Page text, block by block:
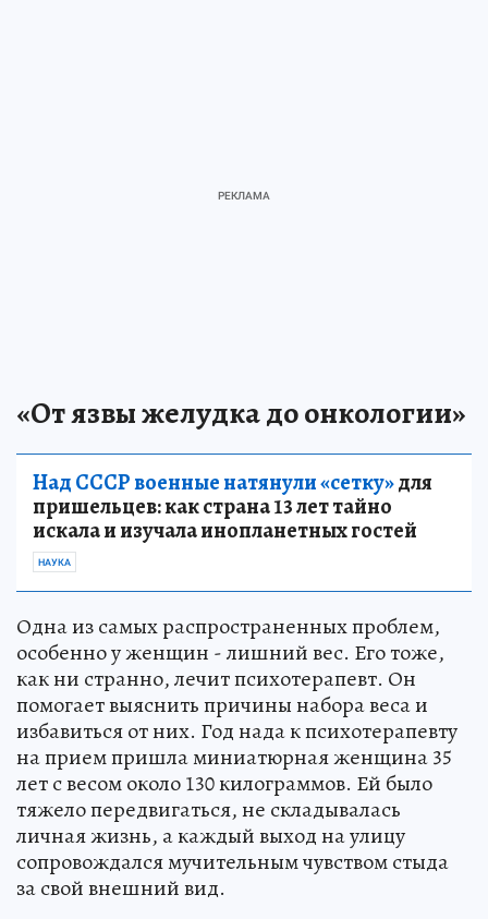
«От язвы желудка до онкологии»
Над СССР военные натянули «сетку»для
пришельцев: как страна 13 лет тайно
искала и изучала инопланетных гостей
НАУКА
Одна из самых распространенных проблем,
особенно у женщин - лишний вес. Его тоже,
как ни странно, лечит психотерапевт. Он
помогает выяснить причины набора веса и
избавиться от них. Год нада к психотерапевту
на прием пришла миниатюрная женщина 35
лет с весом около 130 килограммов. Ей было
тяжело передвигаться, не складывалась
личная жизнь, а каждый выход на улицу
сопровождался мучительным чувством стыда
за свой внешний вид.